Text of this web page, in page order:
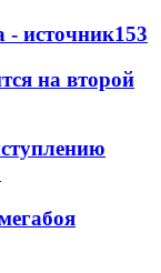
источник153
на второй